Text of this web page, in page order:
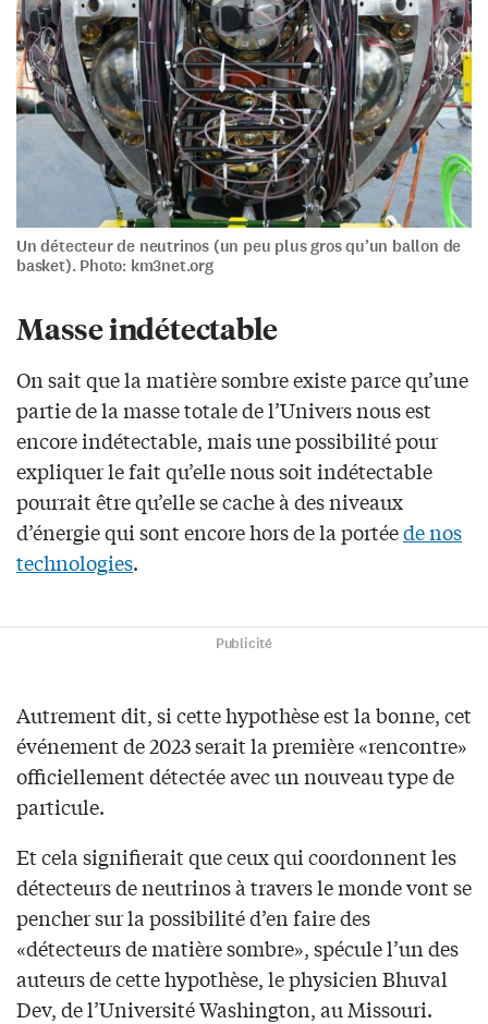
Un détecteur de neutrinos (un peu plus gros qu’un ballon de
basket). Photo: km3net.org
Masse indétectable
On sait que la matière sombre existe parce qu’une
partie de la masse totale de l’Univers nous est
encore indétectable, mais une possibilité pour
expliquer le fait qu’elle nous soit indétectable
pourrait être qu’elle se cache à des niveaux
d’énergie qui sont encore hors de la portéede nos
technologies.
Publicité
Autrement dit, si cette hypothèse est la bonne, cet
événement de 2023 serait la première «rencontre»
officiellement détectée avec un nouveau type de
particule.
Et cela signifierait que ceux qui coordonnent les
détecteurs de neutrinos à travers le monde vont se
pencher sur la possibilité d’en faire des
«détecteurs de matière sombre», spécule l’un des
auteurs de cette hypothèse, le physicien Bhuval
Dev, de l’Université Washington, au Missouri.